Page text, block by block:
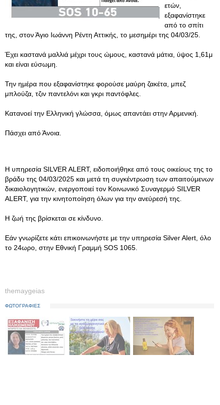
ετών,
εξαφανίστηκε
από το σπίτι
της, στον Άγιο Ιωάννη Ρέντη Αττικής, το μεσημέρι της 04/03/25.
Έχει καστανά μαλλιά μέχρι τους ώμους, καστανά μάτια, ύψος 1,61μ
και είναι εύσωμη.
Την ημέρα που εξαφανίστηκε φορούσε μαύρη ζακέτα, μπεζ
μπλούζα, τζιν παντελόνι και γκρι παντόφλες.
Κατανοεί την Ελληνική γλώσσα, όμως απαντάει στην Αρμενική.
Πάσχει από Άνοια.
Η υπηρεσία SILVER ALERT, ειδοποιήθηκε από τους οικείους της το
βράδυ της 04/03/2025 και μετά τη συγκέντρωση των απαιτούμενων
δικαιολογητικών, ενεργοποιεί τον Κοινωνικό Συναγερμό SILVER
ALERT, για την κινητοποίηση όλων για την ανεύρεσή της.
Η ζωή της βρίσκεται σε κίνδυνο.
Εάν γνωρίζετε κάτι επικοινωνήστε με την υπηρεσία Silver Alert, όλο
το 24ωρο, στην Εθνική Γραμμή SOS 1065.
themaygeias
ΦΩΤΟΓΡΑΦΙΕΣ